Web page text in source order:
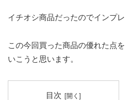
イチオシ商品だったのでインプ
この今回買った商品の優れた点
いこうと思います。
目次